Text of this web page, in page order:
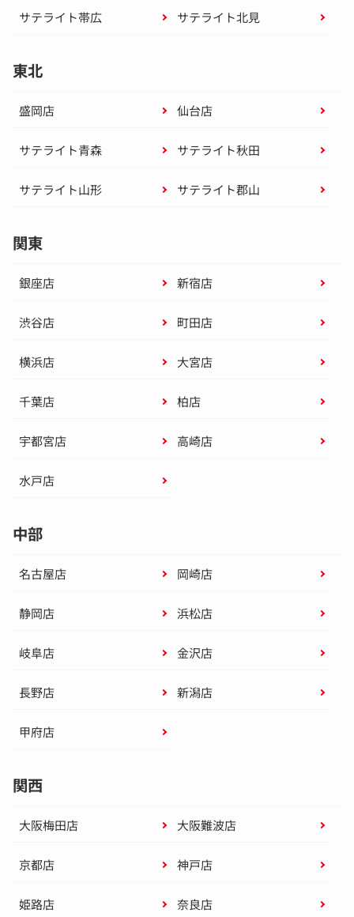
サテライト帯広 サテライト北見
東北
盛岡店 仙台店
サテライト青森 サテライト秋田
サテライト山形 サテライト郡山
関東
銀座店 新宿店
渋谷店 町田店
横浜店 大宮店
千葉店 柏店
宇都宮店 高崎店
水戸店
中部
名古屋店 岡崎店
静岡店 浜松店
岐阜店 金沢店
長野店 新潟店
甲府店
関西
大阪梅田店 大阪難波店
京都店 神戸店
姫路店 奈良店